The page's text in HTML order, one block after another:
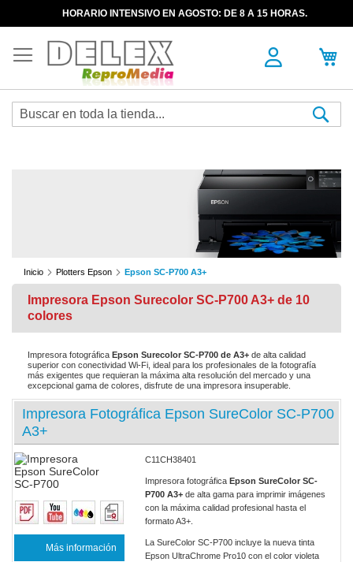
HORARIO INTENSIVO EN AGOSTO: DE 8 A 15 HORAS.
Inicio Plotters Epson Epson SC-P700 A3+
Impresora Epson Surecolor SC-P700 A3+ de 10
colores
Impresora fotográfica Epson Surecolor SC-P700 de A3+ de alta calidad
superior con conectividad Wi-Fi, ideal para los profesionales de la fotografía
más exigentes que requieran la máxima alta resolución del mercado y una
excepcional gama de colores, disfrute de una impresora insuperable.
Impresora Fotográfica Epson SureColor SC-P700
A3+
Más información
C11CH38401
Impresora fotográfica Epson SureColor SC-
P700 A3+ de alta gama para imprimir imágenes
con la máxima calidad profesional hasta el
formato A3+.
La SureColor SC-P700 incluye la nueva tinta
Epson UltraChrome Pro10 con el color violeta